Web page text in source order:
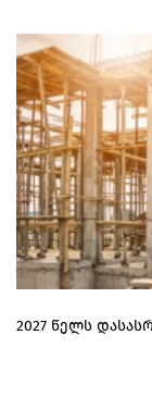
2027 წელს